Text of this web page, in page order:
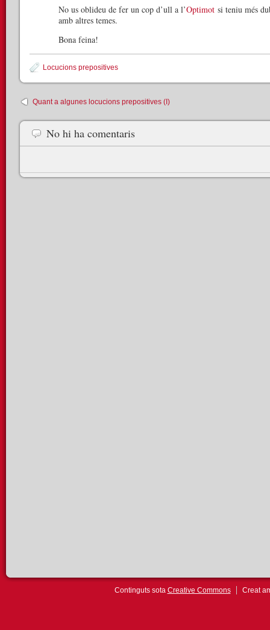
No us oblideu de fer un cop d’ull a l’Optimot si teniu més
amb altres temes.
Bona feina!
Locucions prepositives
Quant a algunes locucions prepositives (I)
No hi ha comentaris
Continguts sota Creative Commons Creat